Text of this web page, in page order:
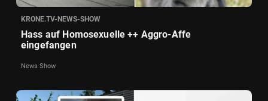
KRONE.TV-NEWS-SHOW
Hass auf Homosexuelle ++ Aggro-Affe
eingefangen
News Show